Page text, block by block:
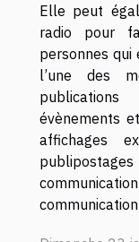
Elle peut
radio pour
personnes qui
l’une des
évènements
affichages